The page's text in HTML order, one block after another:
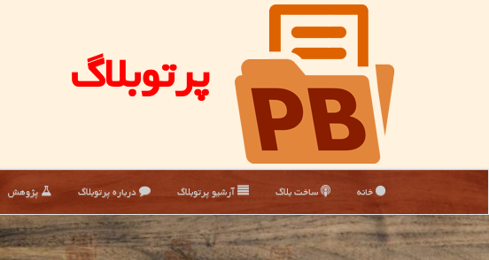
پرتوبلاگ
خانه ساخت بلاگ آرشیو پرتوبلاگ درباره پرتوبلاگ پژوهش